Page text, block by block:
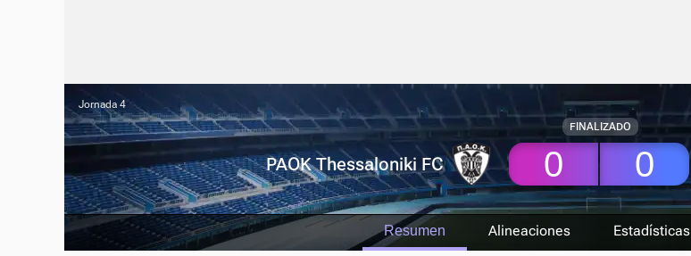
Jornada 4
FINALIZADO
PAOK Thessaloniki FC 0 0
Resumen Alineaciones Estadísticas